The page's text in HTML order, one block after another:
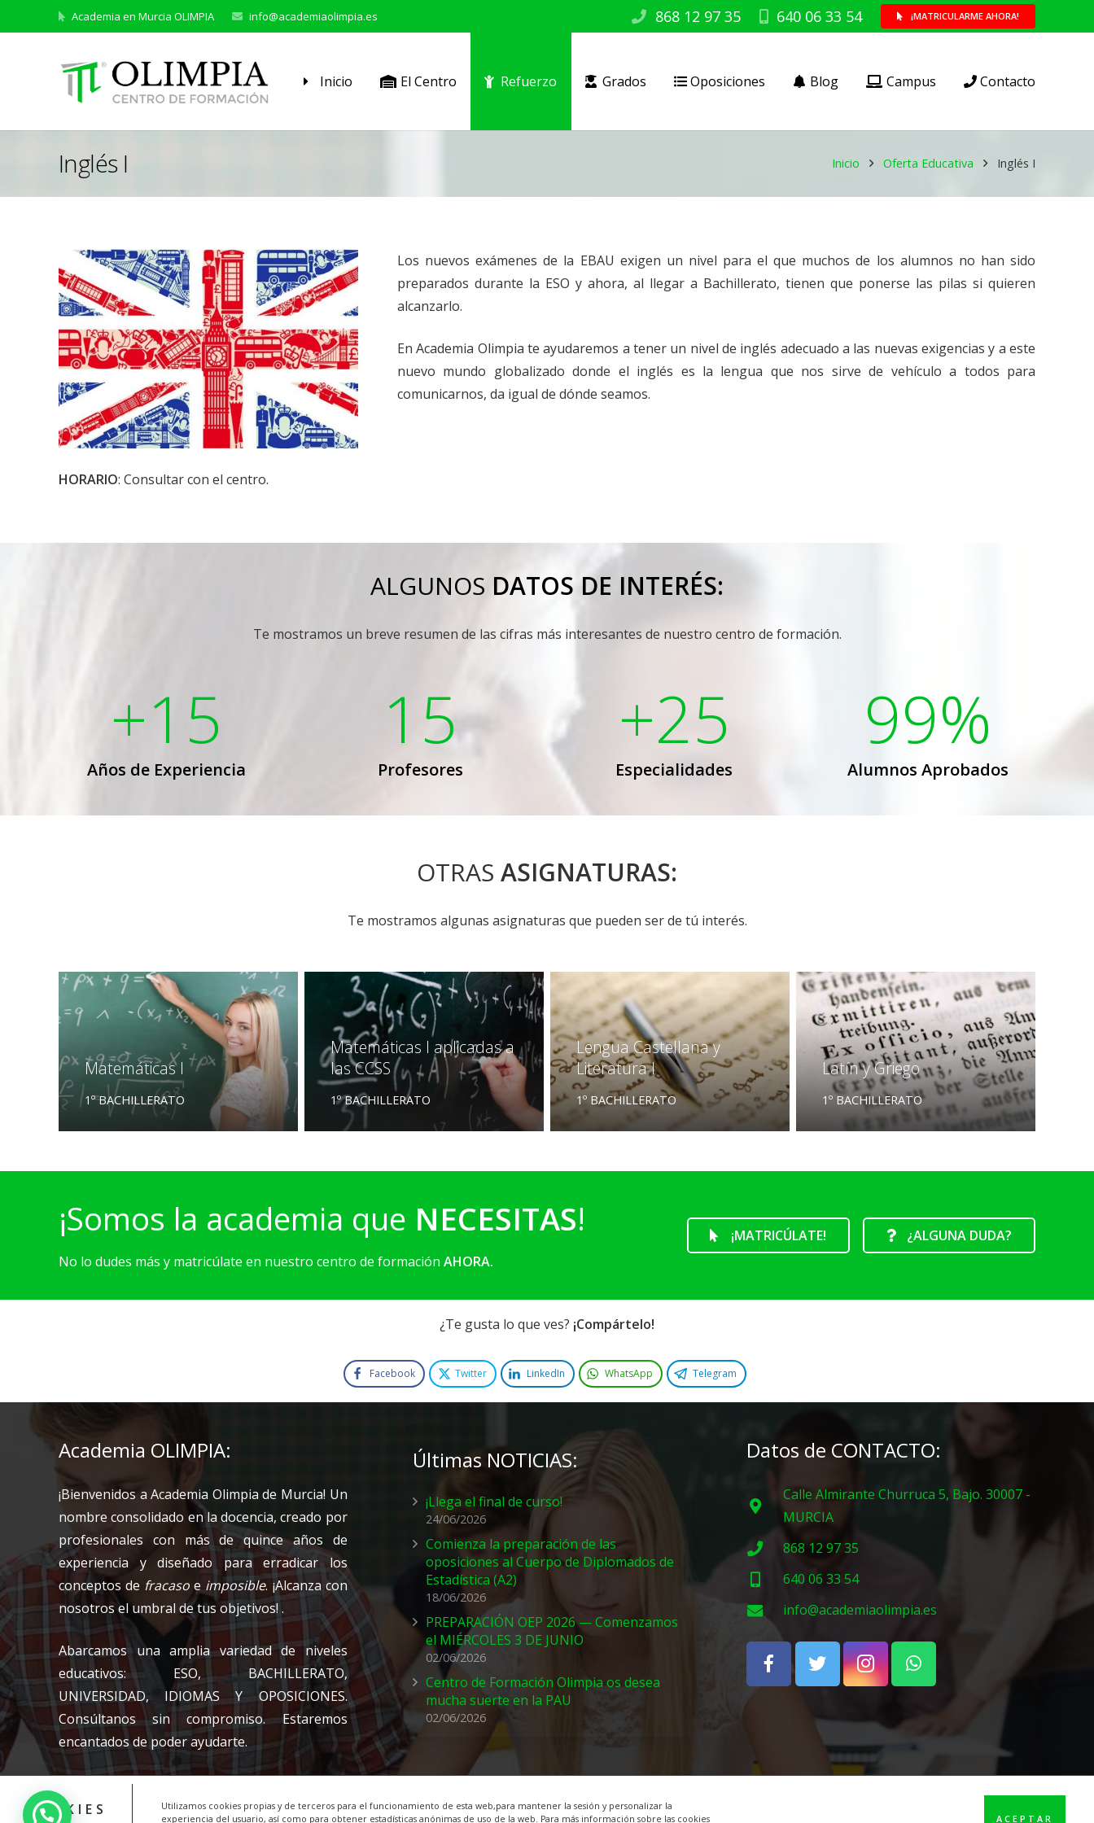
COOKIES
Utilizamos cookies propias y de terceros para el funcionamiento de esta web,para mantener la sesión y personalizar la
experiencia del usuario, así como para obtener estadísticas anónimas de uso de la web. Para más información sobre las cookies
ACEPTAR
Academia en Murcia OLIMPIA info@academiaolimpia.es 868 12 97 35 640 06 33 54 ¡MATRICULARME AHORA!
Inicio El Centro Refuerzo Grados Oposiciones Blog Campus Contacto
Inglés I Inicio Oferta Educativa Inglés I
HORARIO: Consultar con el centro.
Los nuevos exámenes de la EBAU exigen un nivel para el que muchos de los alumnos no han sido
preparados durante la ESO y ahora, al llegar a Bachillerato, tienen que ponerse las pilas si quieren
alcanzarlo.
En Academia Olimpia te ayudaremos a tener un nivel de inglés adecuado a las nuevas exigencias y a este
nuevo mundo globalizado donde el inglés es la lengua que nos sirve de vehículo a todos para
comunicarnos, da igual de dónde seamos.
ALGUNOS DATOS DE INTERÉS:
Te mostramos un breve resumen de las cifras más interesantes de nuestro centro de formación.
+15
Años de Experiencia
15
Profesores
+25
Especialidades
99%
Alumnos Aprobados
OTRAS ASIGNATURAS:
Te mostramos algunas asignaturas que pueden ser de tú interés.
Matemáticas I
1º BACHILLERATO
Matemáticas I aplicadas a
las CCSS
1º BACHILLERATO
Lengua Castellana y
Literatura I
1º BACHILLERATO
Latín y Griego
1º BACHILLERATO
¡Somos la academia que NECESITAS!
No lo dudes más y matricúlate en nuestro centro de formación AHORA.
¡MATRICÚLATE! ¿ALGUNA DUDA?
¿Te gusta lo que ves? ¡Compártelo!
Facebook Twitter LinkedIn WhatsApp Telegram
Academia OLIMPIA:
¡Bienvenidos a Academia Olimpia de Murcia! Un
nombre consolidado en la docencia, creado por
profesionales con más de quince años de
experiencia y diseñado para erradicar los
conceptos de fracaso e imposible. ¡Alcanza con
nosotros el umbral de tus objetivos! .
Abarcamos una amplia variedad de niveles
educativos: ESO, BACHILLERATO,
UNIVERSIDAD, IDIOMAS Y OPOSICIONES.
Consúltanos sin compromiso. Estaremos
encantados de poder ayudarte.
Últimas NOTICIAS:
¡Llega el final de curso!
24/06/2026
Comienza la preparación de las
oposiciones al Cuerpo de Diplomados de
Estadística (A2)
18/06/2026
PREPARACIÓN OEP 2026 — Comenzamos
el MIÉRCOLES 3 DE JUNIO
02/06/2026
Centro de Formación Olimpia os desea
mucha suerte en la PAU
02/06/2026
Datos de CONTACTO:
Calle Almirante Churruca 5, Bajo. 30007 -
MURCIA
868 12 97 35
640 06 33 54
info@academiaolimpia.es